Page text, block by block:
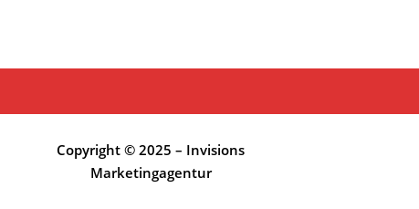
Copyright © 2025 – Invisions
Marketingagentur